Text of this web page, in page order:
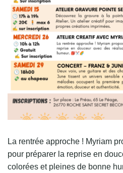
La rentrée approche ! Myriam
pour préparer la reprise en
colorées et pleines de bonne